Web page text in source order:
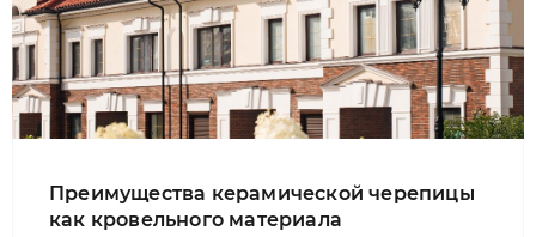
Преимущества керамической черепицы
как кровельного материала